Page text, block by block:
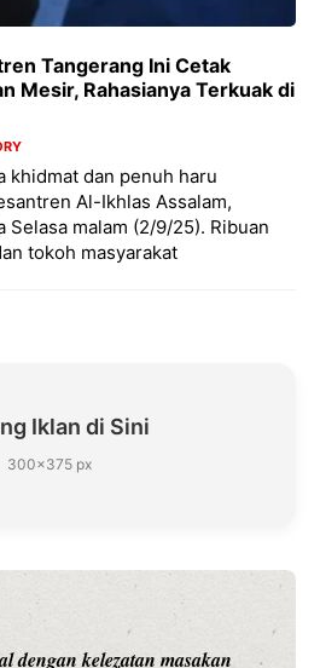
Tangerang Ini Cetak
Mesir, Rahasianya Terkuak di
khidmat dan penuh haru
Al-Ikhlas Assalam,
Selasa malam (2/9/25). Ribuan
tokoh masyarakat
Iklan di Sini
300×375 px
dengan kelezatan masakan